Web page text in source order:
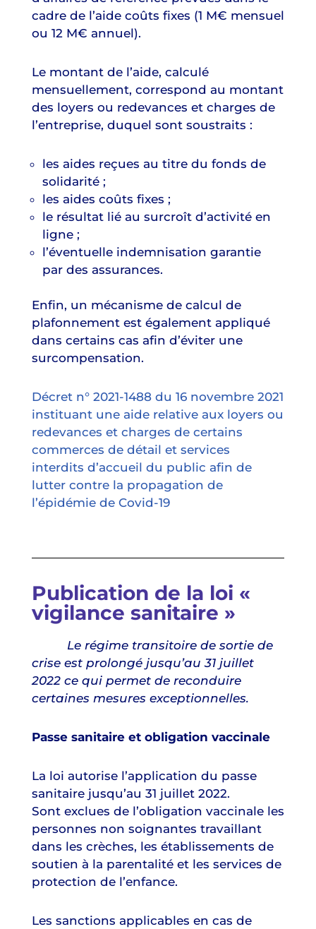
cadre de l’aide coûts fixes (1 M€ mensuel
ou 12 M€ annuel).
Le montant de l’aide, calculé
mensuellement, correspond au montant
des loyers ou redevances et charges de
l’entreprise, duquel sont soustraits :
les aides reçues au titre du fonds de
solidarité ;
les aides coûts fixes ;
le résultat lié au surcroît d’activité en
ligne ;
l’éventuelle indemnisation garantie
par des assurances.
Enfin, un mécanisme de calcul de
plafonnement est également appliqué
dans certains cas afin d’éviter une
surcompensation.
Décret n° 2021-1488 du 16 novembre 2021
instituant une aide relative aux loyers ou
redevances et charges de certains
commerces de détail et services
interdits d’accueil du public afin de
lutter contre la propagation de
l’épidémie de Covid-19
Publication de la loi «
vigilance sanitaire »
Le régime transitoire de sortie de
crise est prolongé jusqu’au 31 juillet
2022 ce qui permet de reconduire
certaines mesures exceptionnelles.
Passe sanitaire et obligation vaccinale
La loi autorise l’application du passe
sanitaire jusqu’au 31 juillet 2022.
Sont exclues de l’obligation vaccinale les
personnes non soignantes travaillant
dans les crèches, les établissements de
soutien à la parentalité et les services de
protection de l’enfance.
Les sanctions applicables en cas de